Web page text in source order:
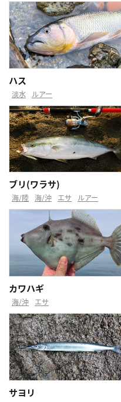
ハス
淡水 ルアー
ブリ(ワラサ)
海/陸 海/沖 エサ ルアー
カワハギ
海/沖 エサ
サヨリ